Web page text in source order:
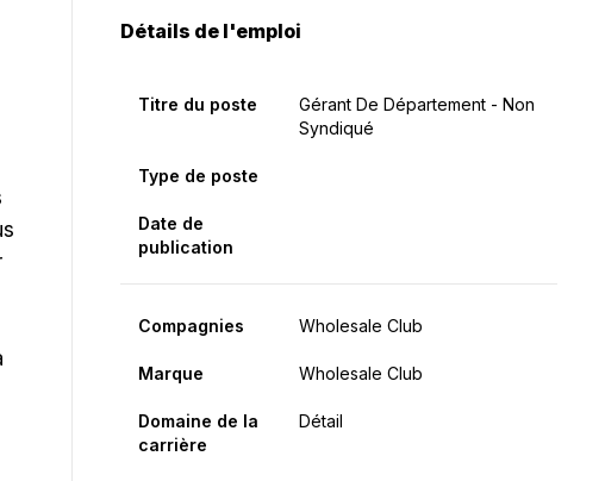
Détails de l'emploi
Titre du poste
Gérant De Département - Non
Syndiqué
Type de poste
Date de
publication
Compagnies Wholesale Club
Marque Wholesale Club
Domaine de la
carrière
Détail